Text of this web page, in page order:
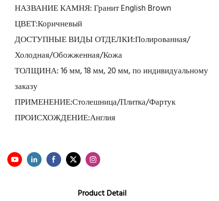
НАЗВАНИЕ КАМНЯ: Гранит English Brown
ЦВЕТ:Коричневый
ДОСТУПНЫЕ ВИДЫ ОТДЕЛКИ:Полированная/
Холодная/Обожженная/Кожа
ТОЛЩИНА: 16 мм, 18 мм, 20 мм, по индивидуальному
заказу
ПРИМЕНЕНИЕ:Столешница/Плитка/Фартук
ПРОИСХОЖДЕНИЕ:Англия
Product Detail